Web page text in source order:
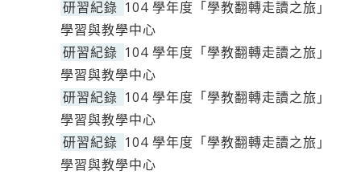
研習紀錄 104 學年度「學教翻轉走讀之旅」
學習與教學中心
研習紀錄 104 學年度「學教翻轉走讀之旅」
學習與教學中心
研習紀錄 104 學年度「學教翻轉走讀之旅」
學習與教學中心
研習紀錄 104 學年度「學教翻轉走讀之旅」
學習與教學中心